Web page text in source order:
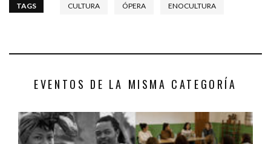
TAGS CULTURA ÓPERA ENOCULTURA
EVENTOS DE LA MISMA CATEGORÍA